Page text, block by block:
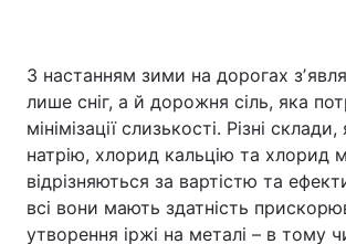
З настанням зими на дорогах
лише сніг, а й дорожня сіль, яка
мінімізації слизькості. Різні
натрію, хлорид кальцію та хлорид
відрізняються за вартістю та
всі вони мають здатність
утворення іржі на металі – в тому